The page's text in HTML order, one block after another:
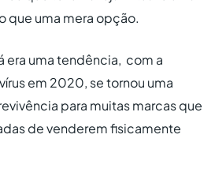
que uma mera opção.
era uma tendência, com a
em 2020, se tornou uma
para muitas marcas que
de venderem fisicamente